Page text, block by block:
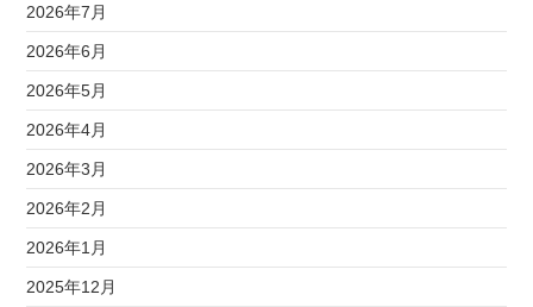
2026年7月
2026年6月
2026年5月
2026年4月
2026年3月
2026年2月
2026年1月
2025年12月